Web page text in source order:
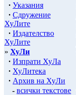
· Указания
· Сдружение
ХуЛите
· Издателство
ХуЛите
» ХуЛи
· Изпрати ХуЛа
· ХуЛитека
· Архив на ХуЛи
- всички текстове